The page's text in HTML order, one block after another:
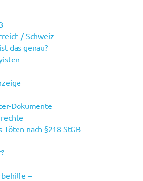
/ Schweiz
das genau?
Dokumente
Töten nach §218 StGB
–